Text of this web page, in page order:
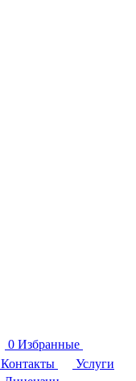
0 Избранные
Контакты
Услуги